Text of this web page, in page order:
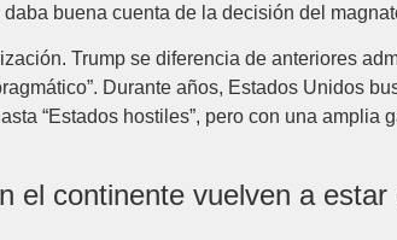
buena cuenta de la decisión del
Trump se diferencia de anteriores
Durante años, Estados Unidos
“Estados hostiles”, pero con una amplia
el continente vuelven a estar